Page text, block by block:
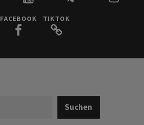
FACEBOOK TIKTOK
Suchen